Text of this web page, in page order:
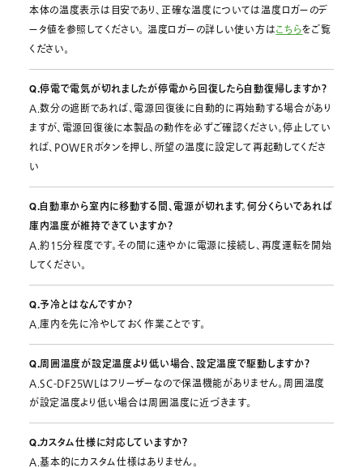
本体の温度表示は目安であり、正確な温度については温度ロガーのデ
ータ値を参照してください。 温度ロガーの詳しい使い方はこちらをご覧
ください。
Q.停電で電気が切れましたが停電から回復したら自動復帰しますか？
A.数分の遮断であれば、電源回復後に自動的に再始動する場合があり
ますが、電源回復後に本製品の動作を必ずご確認ください。停止してい
れば、POWERボタンを押し、所望の温度に設定して再起動してくださ
い
Q.自動車から室内に移動する間、電源が切れます。何分くらいであれば
庫内温度が維持できていますか？
A.約15分程度です。その間に速やかに電源に接続し、再度運転を開始
してください。
Q.予冷とはなんですか？
A.庫内を先に冷やしておく作業ことです。
Q.周囲温度が設定温度より低い場合、設定温度で駆動しますか？
A.SC-DF25WLはフリーザーなので保温機能がありません。周囲温度
が設定温度より低い場合は周囲温度に近づきます。
Q.カスタム仕様に対応していますか？
A.基本的にカスタム仕様はありません。